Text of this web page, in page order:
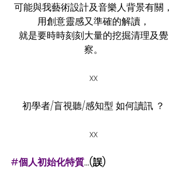
可能與我藝術設計及音樂人背景有關，
用創意靈感又準確的解讀，
就是要時時刻刻大量的挖掘清理及覺
察。
xx
初學者/盲視聽/感知型 如何讀訊 ？
xx
#個人初始化特質...(誤)